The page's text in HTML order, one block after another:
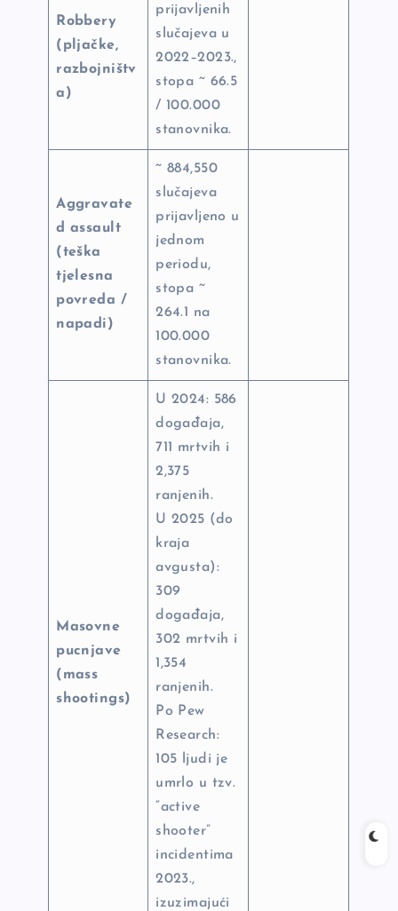
Robbery
(pljačke,
razbojništv
a)
prijavljenih
slučajeva u
2022–2023.,
stopa ~ 66.5
/ 100.000
stanovnika.
Aggravate
d assault
(teška
tjelesna
povreda /
napadi)
~ 884,550
slučajeva
prijavljeno u
jednom
periodu,
stopa ~
264.1 na
100.000
stanovnika.
Masovne
pucnjave
(mass
shootings)
U 2024: 586
događaja,
711 mrtvih i
2,375
ranjenih.
U 2025 (do
kraja
avgusta):
309
događaja,
302 mrtvih i
1,354
ranjenih.
Po Pew
Research:
105 ljudi je
umrlo u tzv.
“active
shooter”
incidentima
2023.,
izuzimajući